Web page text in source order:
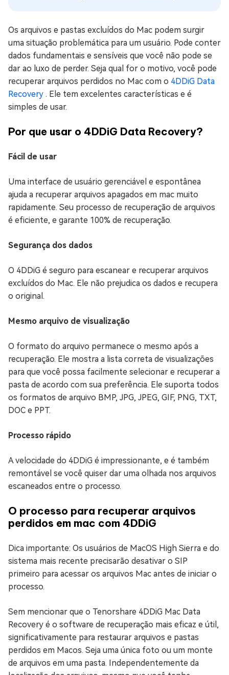
Os arquivos e pastas excluídos do Mac podem surgir
uma situação problemática para um usuário. Pode conter
dados fundamentais e sensíveis que você não pode se
dar ao luxo de perder. Seja qual for o motivo, você pode
recuperar arquivos perdidos no Mac com o 4DDiG Data
Recovery . Ele tem excelentes características e é
simples de usar.
Por que usar o 4DDiG Data Recovery?
Fácil de usar
Uma interface de usuário gerenciável e espontânea
ajuda a recuperar arquivos apagados em mac muito
rapidamente. Seu processo de recuperação de arquivos
é eficiente, e garante 100% de recuperação.
Segurança dos dados
O 4DDiG é seguro para escanear e recuperar arquivos
excluídos do Mac. Ele não prejudica os dados e recupera
o original.
Mesmo arquivo de visualização
O formato do arquivo permanece o mesmo após a
recuperação. Ele mostra a lista correta de visualizações
para que você possa facilmente selecionar e recuperar a
pasta de acordo com sua preferência. Ele suporta todos
os formatos de arquivo BMP, JPG, JPEG, GIF, PNG, TXT,
DOC e PPT.
Processo rápido
A velocidade do 4DDiG é impressionante, e é também
remontável se você quiser dar uma olhada nos arquivos
escaneados entre o processo.
O processo para recuperar arquivos
perdidos em mac com 4DDiG
Dica importante: Os usuários de MacOS High Sierra e do
sistema mais recente precisarão desativar o SIP
primeiro para acessar os arquivos Mac antes de iniciar o
processo.
Sem mencionar que o Tenorshare 4DDiG Mac Data
Recovery é o software de recuperação mais eficaz e útil,
significativamente para restaurar arquivos e pastas
perdidos em Macos. Seja uma única foto ou um monte
de arquivos em uma pasta. Independentemente da